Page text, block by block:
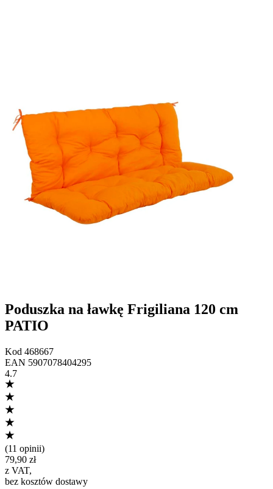
Poduszka na ławkę Frigiliana 120 cm
PATIO
Kod 468667
EAN 5907078404295
4.7
(11 opinii)
79,90 zł
z VAT,
bez kosztów dostawy